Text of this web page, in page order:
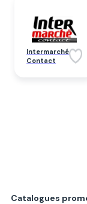
Intermarché
Contact
Catalogues